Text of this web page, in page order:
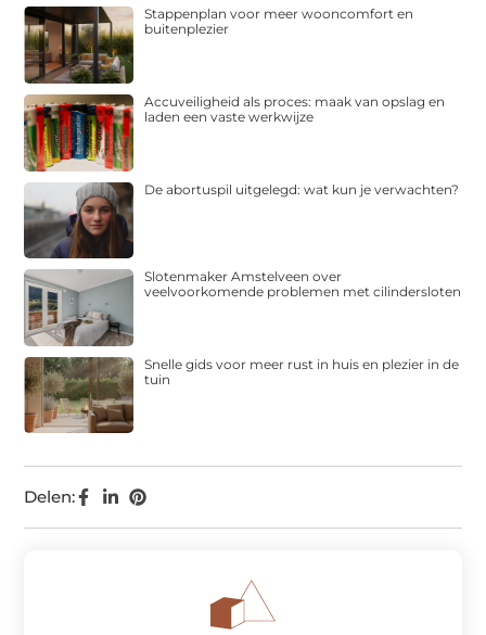
Delen:
Stappenplan voor meer wooncomfort en
buitenplezier
Accuveiligheid als proces: maak van opslag en
laden een vaste werkwijze
De abortuspil uitgelegd: wat kun je verwachten?
Slotenmaker Amstelveen over
veelvoorkomende problemen met cilindersloten
Snelle gids voor meer rust in huis en plezier in de
tuin